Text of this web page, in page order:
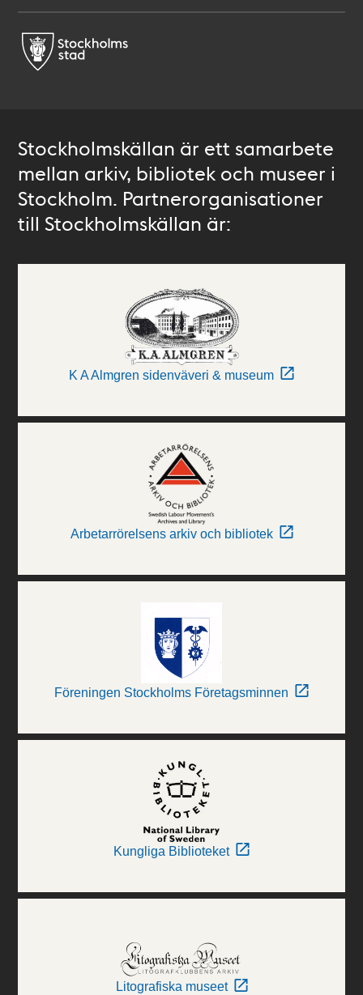
Stockholmskällan är ett samarbete
mellan arkiv, bibliotek och museer i
Stockholm. Partnerorganisationer
till Stockholmskällan är:
K A Almgren sidenväveri & museum
Arbetarrörelsens arkiv och bibliotek
Föreningen Stockholms Företagsminnen
Kungliga Biblioteket
Litografiska museet